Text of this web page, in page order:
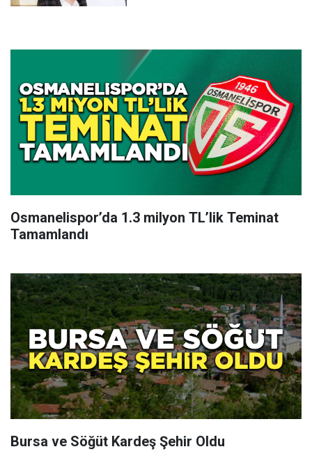
Osmanelispor’da 1.3 milyon TL’lik Teminat
Tamamlandı
Bursa ve Söğüt Kardeş Şehir Oldu